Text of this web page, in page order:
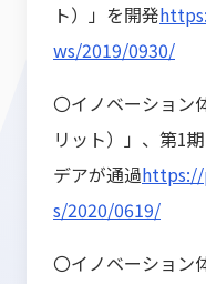
ト）」を開発
ws/2019/0930/
〇イノベーション
リット）」、第1
デアが通過
s/2020/0619/
〇イノベーション